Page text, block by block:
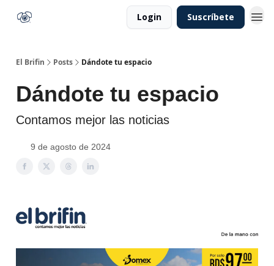
Login Suscríbete
El Brifin Posts Dándote tu espacio
Dándote tu espacio
Contamos mejor las noticias
9 de agosto de 2024